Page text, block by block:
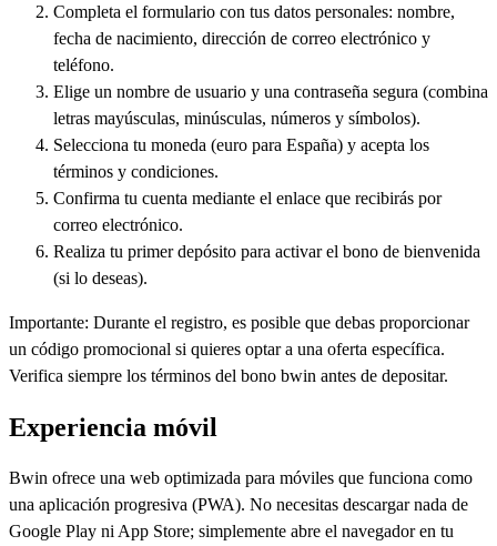
Completa el formulario con tus datos personales: nombre,
fecha de nacimiento, dirección de correo electrónico y
teléfono.
Elige un nombre de usuario y una contraseña segura (combina
letras mayúsculas, minúsculas, números y símbolos).
Selecciona tu moneda (euro para España) y acepta los
términos y condiciones.
Confirma tu cuenta mediante el enlace que recibirás por
correo electrónico.
Realiza tu primer depósito para activar el bono de bienvenida
(si lo deseas).
Importante: Durante el registro, es posible que debas proporcionar
un código promocional si quieres optar a una oferta específica.
Verifica siempre los términos del bono bwin antes de depositar.
Experiencia móvil
Bwin ofrece una web optimizada para móviles que funciona como
una aplicación progresiva (PWA). No necesitas descargar nada de
Google Play ni App Store; simplemente abre el navegador en tu